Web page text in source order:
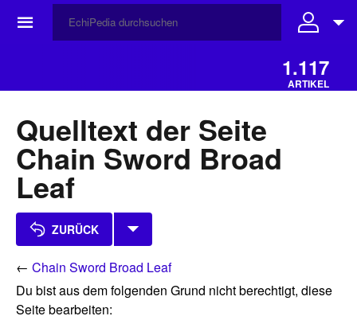
☰
1.117
ARTIKEL
Quelltext der Seite
Chain Sword Broad
Leaf
ZURÜCK
← Chain Sword Broad Leaf
Du bist aus dem folgenden Grund nicht berechtigt, diese
Seite bearbeiten: